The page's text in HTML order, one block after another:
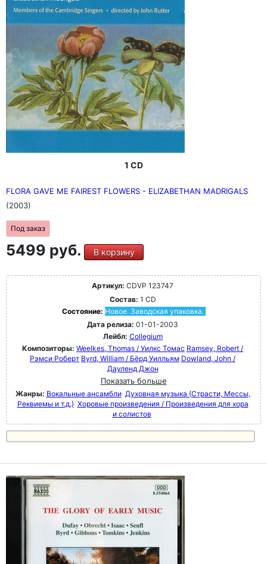
1 CD
FLORA GAVE ME FAIREST FLOWERS - ELIZABETHAN MADRIGALS
(2003)
Под заказ
5499 руб. В корзину
Артикул: CDVP 123747
Состав: 1 CD
Состояние: Новое. Заводская упаковка.
Дата релиза: 01-01-2003
Лейбл: Collegium
Композиторы: Weelkes, Thomas / Уилкс Томас Ramsey, Robert /
Рэмси Роберт Byrd, William / Бёрд Уилльям Dowland, John /
Дауленд Джон
Показать больше
Жанры: Вокальные ансамбли Духовная музыка (Страсти, Мессы,
Реквиемы и т.д.) Хоровые произведения / Произведения для хора
и солистов